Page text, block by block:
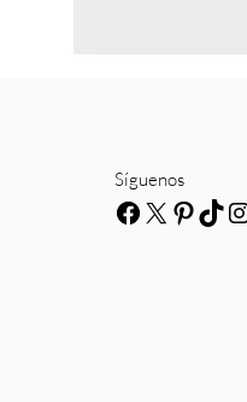
Síguenos
Facebook
X